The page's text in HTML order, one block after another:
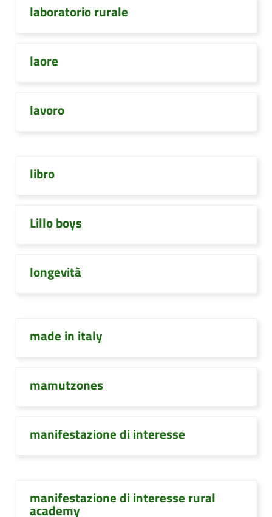
laboratorio rurale
laore
lavoro
libro
Lillo boys
longevità
made in italy
mamutzones
manifestazione di interesse
manifestazione di interesse rural
academy